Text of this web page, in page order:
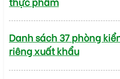
Danh sách 37 phòng
riêng xuất khẩu